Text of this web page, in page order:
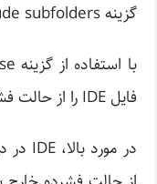
گزینه include subfolders را انتخاب کنید.
فایل IDE را از حالت فشرده خارج کرده بودید انتخاب کنید.